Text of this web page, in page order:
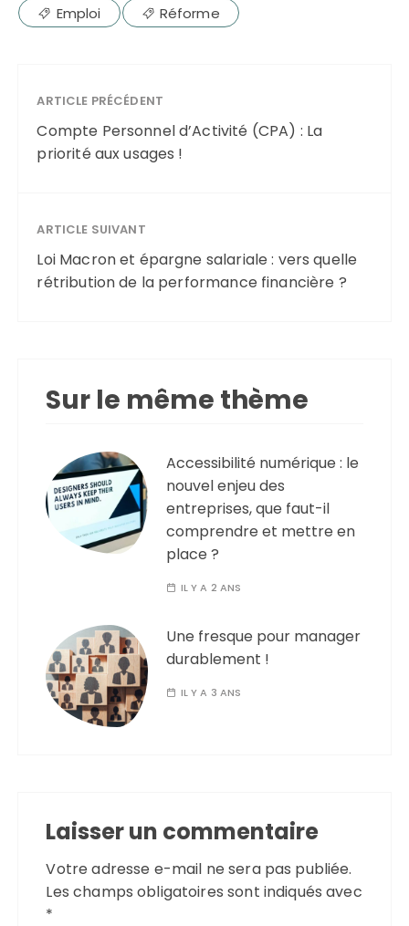
Emploi Réforme
ARTICLE PRÉCÉDENT
Compte Personnel d’Activité (CPA) : La
priorité aux usages !
ARTICLE SUIVANT
Loi Macron et épargne salariale : vers quelle
rétribution de la performance financière ?
Sur le même thème
Accessibilité numérique : le
nouvel enjeu des
entreprises, que faut-il
comprendre et mettre en
place ?
IL Y A 2 ANS
Une fresque pour manager
durablement !
IL Y A 3 ANS
Laisser un commentaire
Votre adresse e-mail ne sera pas publiée.
Les champs obligatoires sont indiqués avec
*